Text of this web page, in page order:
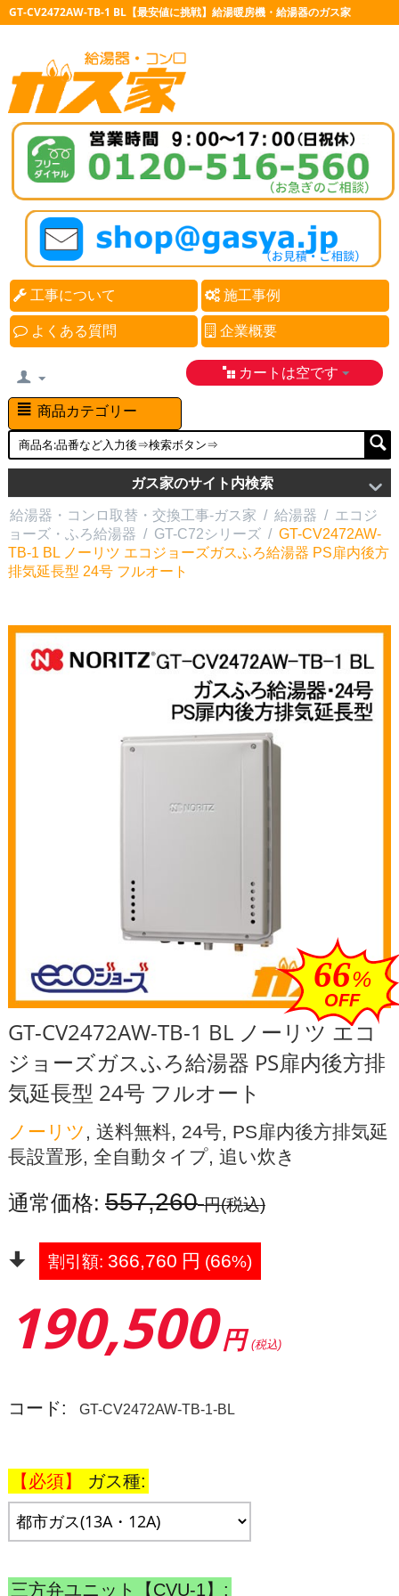
GT-CV2472AW-TB-1 BL【最安値に挑戦】給湯暖房機・給湯器のガス家
工事について 施工事例
よくある質問 企業概要
カートは空です
商品カテゴリー
ガス家のサイト内検索
給湯器・コンロ取替・交換工事-ガス家 / 給湯器 / エコジ
ョーズ・ふろ給湯器 / GT-C72シリーズ / GT-CV2472AW-
TB-1 BL ノーリツ エコジョーズガスふろ給湯器 PS扉内後方
排気延長型 24号 フルオート
66%
OFF
GT-CV2472AW-TB-1 BL ノーリツ エコ
ジョーズガスふろ給湯器 PS扉内後方排
気延長型 24号 フルオート
ノーリツ , 送料無料, 24号, PS扉内後方排気延
長設置形, 全自動タイプ, 追い炊き
通常価格: 557,260 円(税込)
割引額: 366,760 円 (66%)
190,500 円 (税込)
コード: GT-CV2472AW-TB-1-BL
ガス種:
三方弁ユニット【CVU-1】: